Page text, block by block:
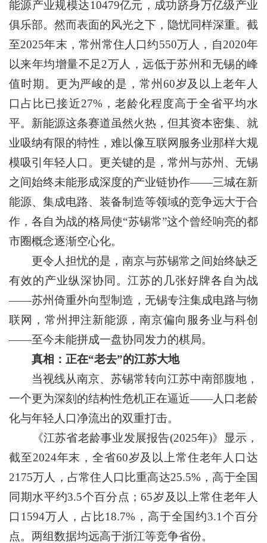
能源产业规模达10479亿元，成功跻身万亿级产业
俱乐部。然而表面的风光之下，隐忧同样深重。截
至2025年末，常州常住人口约550万人，自2020年
以来年均增量不足2万人，远低于苏州和无锡的峰
值时期。更为严峻的是，常州60岁及以上老年人
口占比已接近27%，老龄化程度高于全省平均水
平。新能源这条赛道虽然火热，但其资本密集、就
业吸纳有限的特性，难以像互联网服务业那样大规
模吸引年轻人口。更关键的是，常州与苏州、无锡
之间始终未能形成深度的产业链协作——三城在新
能源、集成电路、装备制造等领域的竞争远大于合
作，各自为战的格局使“苏锡常”这个曾经响亮的都
市圈概念逐渐空心化。
更令人担忧的是，南京与苏锡常之间始终缺乏
有效的产业纵深协同。江苏的几张好牌各自为战
——苏州倚重外向型制造，无锡专注集成电路与物
联网，常州押注新能源，南京偏向服务业与科创
——至今未能拼成一盘协同发力的棋局。
真相：正在“老去”的江苏大地
当视线从南京、苏锡常转向江苏中南部腹地，
一个更为深刻的结构性危机正在逼近——人口老龄
化与年轻人口净流出的双重打击。
《江苏省老龄事业发展报告(2025年)》显示，
截至2024年末，全省60岁及以上常住老年人口达
2175万人，占常住人口比重高达25.5%，高于全国
同期水平约3.5个百分点；65岁及以上常住老年人
口1594万人，占比18.7%，高于全国约3.1个百分
点。两组数据均远高于浙江等竞争省份。